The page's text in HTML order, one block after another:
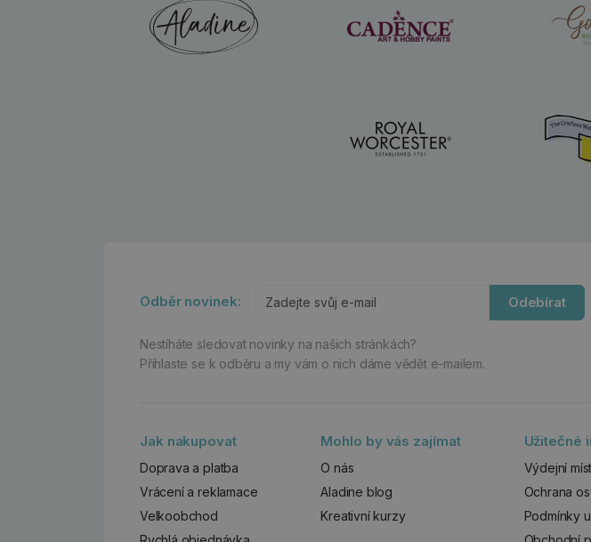
Odběr novinek: Odebírat
Nestíháte sledovat novinky na našich stránkách?
Přihlaste se k odběru a my vám o nich dáme vědět e-mailem.
Jak nakupovat
Doprava a platba
Vrácení a reklamace
Velkoobchod
Mohlo by vás zajímat
O nás
Aladine blog
Kreativní kurzy
Užitečné
Výdejní
Ochrana
Podmínky